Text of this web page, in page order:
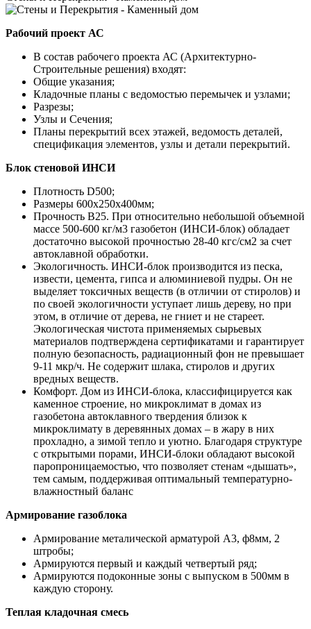
Рабочий проект АС
В состав рабочего проекта АС (Архитектурно-
Строительные решения) входят:
Общие указания;
Кладочные планы с ведомостью перемычек и узлами;
Разрезы;
Узлы и Сечения;
Планы перекрытий всех этажей, ведомость деталей,
спецификация элементов, узлы и детали перекрытий.
Блок стеновой ИНСИ
Плотность D500;
Размеры 600х250х400мм;
Прочность B25. При относительно небольшой объемной
массе 500-600 кг/м3 газобетон (ИНСИ-блок) обладает
достаточно высокой прочностью 28-40 кгс/см2 за счет
автоклавной обработки.
Экологичность. ИНСИ-блок производится из песка,
извести, цемента, гипса и алюминиевой пудры. Он не
выделяет токсичных веществ (в отличии от стиролов) и
по своей экологичности уступает лишь дереву, но при
этом, в отличие от дерева, не гниет и не стареет.
Экологическая чистота применяемых сырьевых
материалов подтверждена сертификатами и гарантирует
полную безопасность, радиационный фон не превышает
9-11 мкр/ч. Не содержит шлака, стиролов и других
вредных веществ.
Комфорт. Дом из ИНСИ-блока, классифицируется как
каменное строение, но микроклимат в домах из
газобетона автоклавного твердения близок к
микроклимату в деревянных домах – в жару в них
прохладно, а зимой тепло и уютно. Благодаря структуре
с открытыми порами, ИНСИ-блоки обладают высокой
паропроницаемостью, что позволяет стенам «дышать»,
тем самым, поддерживая оптимальный температурно-
влажностный баланс
Армирование газоблока
Армирование металической арматурой А3, ф8мм, 2
штробы;
Армируются первый и каждый четвертый ряд;
Армируются подоконные зоны с выпуском в 500мм в
каждую сторону.
Теплая кладочная смесь